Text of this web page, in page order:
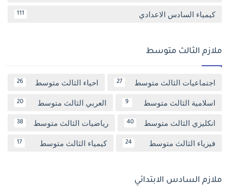
كيمياء السادس الاعدادي 111
ملازم الثالث متوسط
اجتماعيات الثالث متوسط 27 احياء الثالث متوسط 26
اسلامية الثالث متوسط 9 العربي الثالث متوسط 20
انكليزي الثالث متوسط 40 رياضيات الثالث متوسط 38
فيزياء الثالث متوسط 24 كيمياء الثالث متوسط 17
ملازم السادس الابتدائي